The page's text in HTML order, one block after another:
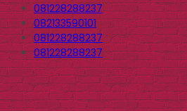
081228288237
082133590101
081228288237
081228288237